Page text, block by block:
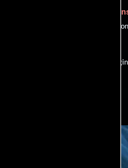
Larry
desempeñando el papel de
esta película tiene diálogos